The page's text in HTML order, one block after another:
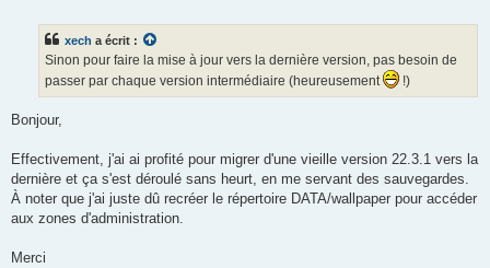
xech a écrit :
Sinon pour faire la mise à jour vers la dernière version, pas besoin de
passer par chaque version intermédiaire (heureusement
!)
Bonjour,
Effectivement, j'ai ai profité pour migrer d'une vieille version 22.3.1 vers la
dernière et ça s'est déroulé sans heurt, en me servant des sauvegardes.
À noter que j'ai juste dû recréer le répertoire DATA/wallpaper pour accéder
aux zones d'administration.
Merci